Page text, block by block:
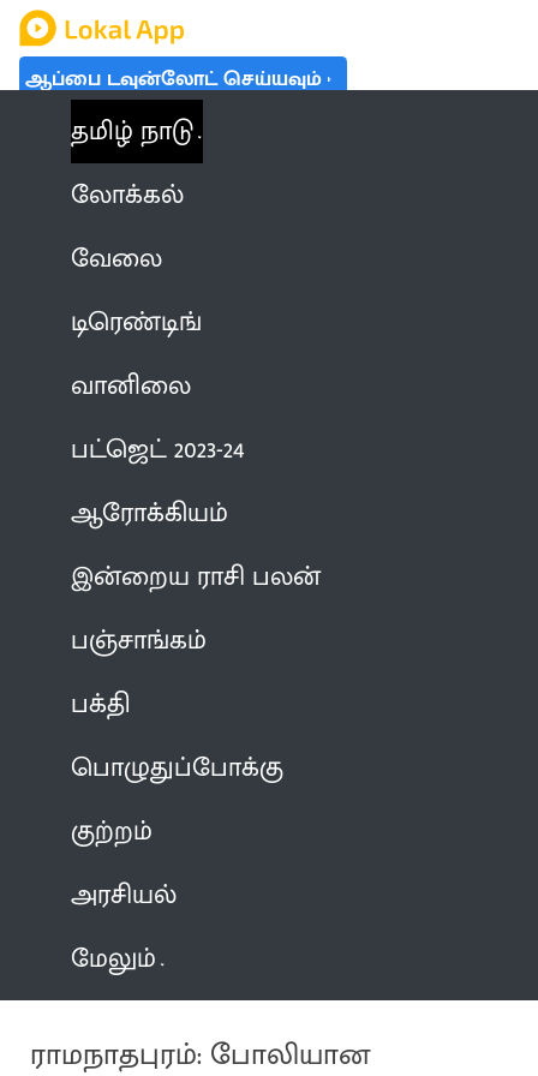
ஆப்பை டவுன்லோட் செய்யவும்
தமிழ் நாடு
லோக்கல்
வேலை
டிரெண்டிங்
வானிலை
பட்ஜெட் 2023-24
ஆரோக்கியம்
இன்றைய ராசி பலன்
பஞ்சாங்கம்
பக்தி
பொழுதுப்போக்கு
குற்றம்
அரசியல்
மேலும்
ராமநாதபுரம்: போலியான